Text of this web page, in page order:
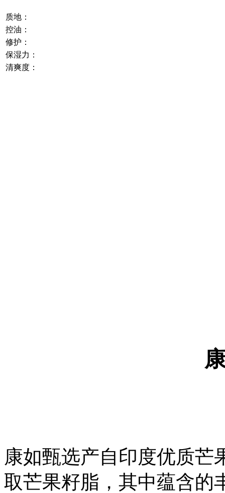
质地：
控油：
修护：
保湿力：
清爽度：
康如甄选产自印度优质芒
取芒果籽脂，其中蕴含的